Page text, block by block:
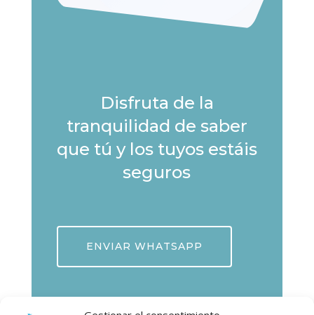
Disfruta de la
tranquilidad de saber
que tú y los tuyos estáis
seguros
ENVIAR WHATSAPP